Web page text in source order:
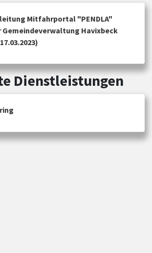
Mitfahrportal "PENDLA"
Gemeindeverwaltung Havixbeck
Dienstleistungen